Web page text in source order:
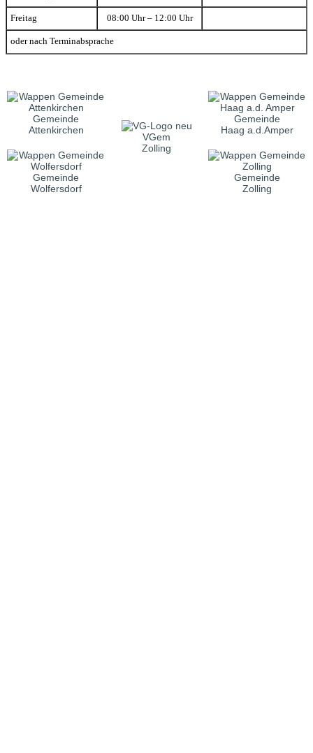
Freitag 08:00 Uhr – 12:00 Uhr
oder nach Terminabsprache
Gemeinde
Attenkirchen
VGem
Zolling
Gemeinde
Haag a.d.Amper
Gemeinde
Wolfersdorf
Gemeinde
Zolling